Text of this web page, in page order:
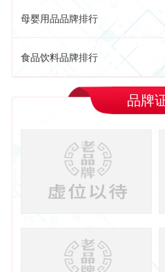
母婴用品品牌排行
食品饮料品牌排行
品牌